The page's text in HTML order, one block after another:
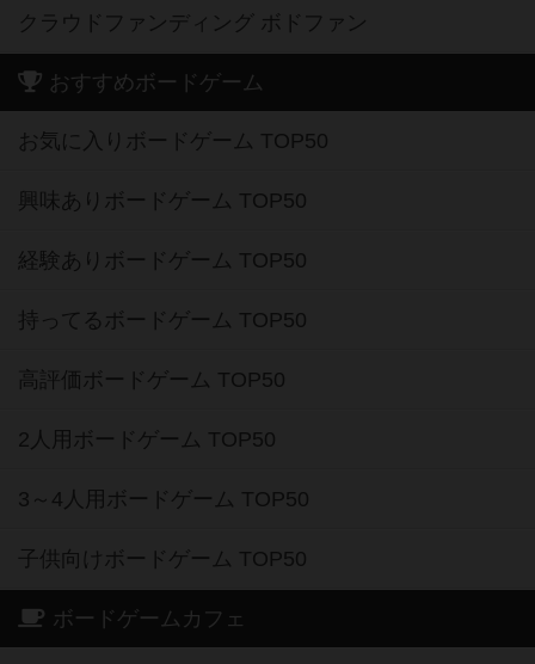
クラウドファンディング ボドファン
おすすめボードゲーム
お気に入りボードゲーム TOP50
興味ありボードゲーム TOP50
経験ありボードゲーム TOP50
持ってるボードゲーム TOP50
高評価ボードゲーム TOP50
2人用ボードゲーム TOP50
3～4人用ボードゲーム TOP50
子供向けボードゲーム TOP50
ボードゲームカフェ